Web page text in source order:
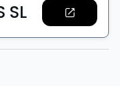
SL